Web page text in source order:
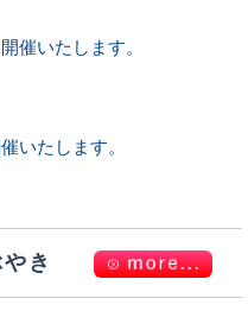
催いたします。
いたします。
き